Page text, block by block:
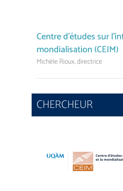
Centre d’études sur
mondialisation (CEIM)
Michèle Rioux, directrice
CHERCHEUR